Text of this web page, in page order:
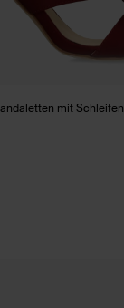
mit Schleifen